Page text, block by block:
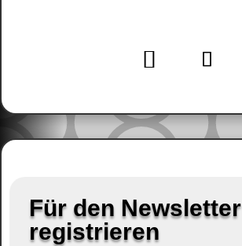
Für den Newsletter
registrieren